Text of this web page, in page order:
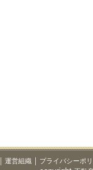
｜運営組織 ｜ プライバシーポ